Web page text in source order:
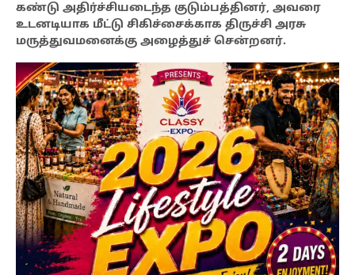
கண்டு அதிர்ச்சியடைந்த குடும்பத்தினர், அவரை
உடனடியாக மீட்டு சிகிச்சைக்காக திருச்சி அரசு
மருத்துவமனைக்கு அழைத்துச் சென்றனர்.